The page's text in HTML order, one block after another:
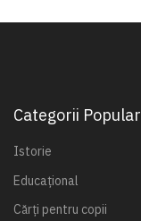
Categorii
Istorie
Educațional
Cărți pentru copii